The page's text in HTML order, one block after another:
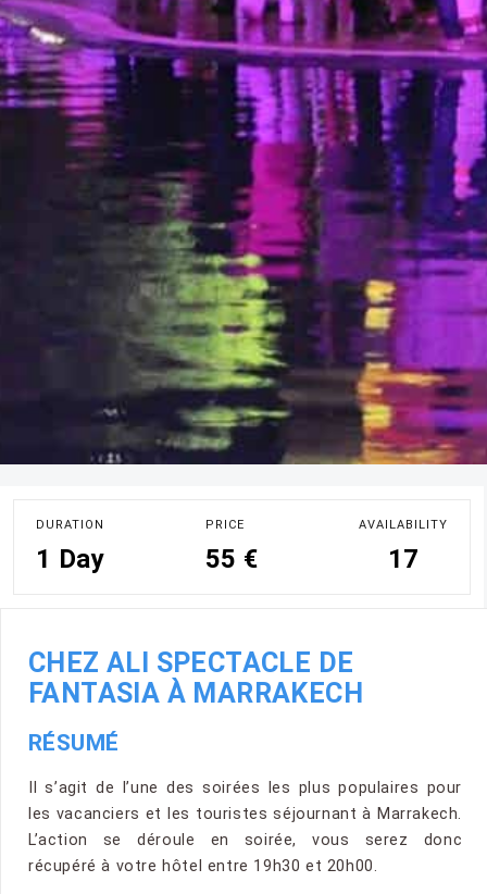
DURATION
1 Day
PRICE
55 €
AVAILABILITY
17
CHEZ ALI SPECTACLE DE
FANTASIA À MARRAKECH
RÉSUMÉ
Il s’agit de l’une des soirées les plus populaires pour
les vacanciers et les touristes séjournant à Marrakech.
L’action se déroule en soirée, vous serez donc
récupéré à votre hôtel entre 19h30 et 20h00.